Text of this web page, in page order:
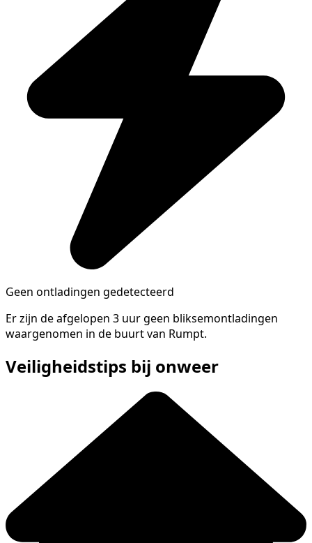
Geen ontladingen gedetecteerd
Er zijn de afgelopen 3 uur geen bliksemontladingen
waargenomen in de buurt van Rumpt.
Veiligheidstips bij onweer